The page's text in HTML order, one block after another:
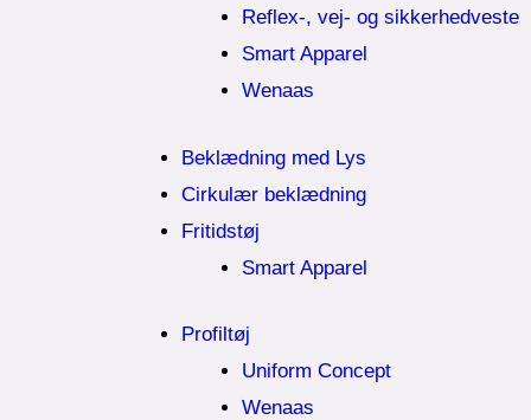
Reflex-, vej- og sikkerhedveste
Smart Apparel
Wenaas
Beklædning med Lys
Cirkulær beklædning
Fritidstøj
Smart Apparel
Profiltøj
Uniform Concept
Wenaas